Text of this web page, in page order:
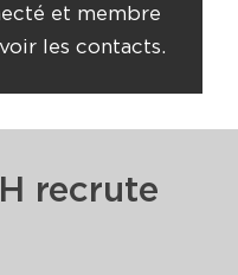
et membre
les contacts.
recrute